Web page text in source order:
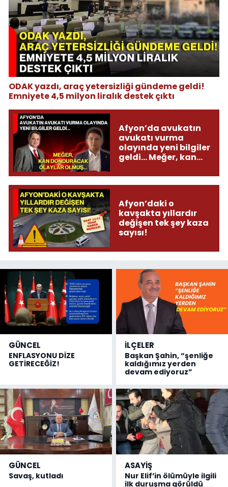
ODAK yazdı, araç yetersizliği gündeme geldi!
Emniyete 4,5 milyon liralık destek çıktı
Afyon’da avukatın
avukatı vurma
olayında yeni bilgiler
geldi... Meğer, kan
olmuş...
Afyon’daki o
kavşakta yıllardır
değişen tek şey kaza
sayısı!
GÜNCEL
ENFLASYONU DİZE
GETİRECEĞİZ!
İLÇELER
Başkan Şahin, “şenliğe
kaldığımız yerden
devam ediyoruz”
GÜNCEL
Savaş, kutladı
ASAYİŞ
Nur Elif’in ölümüyle ilgili
ilk duruşma görüldü